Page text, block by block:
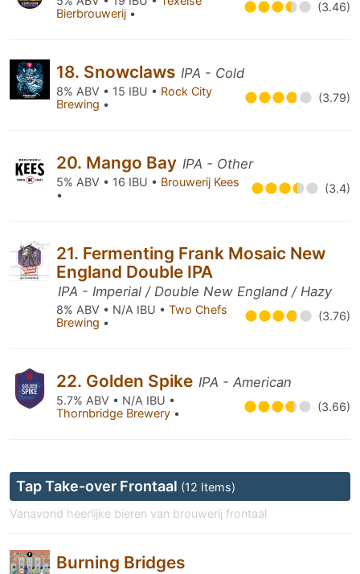
Bierbrouwerij • (3.46)
18. Snowclaws IPA - Cold
8% ABV • 15 IBU • Rock City
Brewing • (3.79)
20. Mango Bay IPA - Other
5% ABV • 16 IBU • Brouwerij Kees
•
(3.4)
21. Fermenting Frank Mosaic New
England Double IPA
IPA - Imperial / Double New England / Hazy
8% ABV • N/A IBU • Two Chefs
Brewing • (3.76)
22. Golden Spike IPA - American
5.7% ABV • N/A IBU •
Thornbridge Brewery • (3.66)
Tap Take-over Frontaal (12 Items)
Vanavond heerlijke bieren van brouwerij frontaal
Burning Bridges